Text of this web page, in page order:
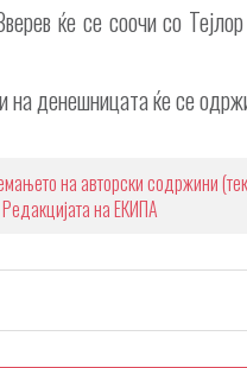
ќе се соочи со
на денешницата ќе се
на авторски содржини
на ЕКИПА